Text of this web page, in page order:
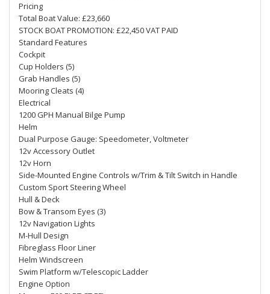
Pricing
Total Boat Value: £23,660
STOCK BOAT PROMOTION: £22,450 VAT PAID
Standard Features
Cockpit
Cup Holders (5)
Grab Handles (5)
Mooring Cleats (4)
Electrical
1200 GPH Manual Bilge Pump
Helm
Dual Purpose Gauge: Speedometer, Voltmeter
12v Accessory Outlet
12v Horn
Side-Mounted Engine Controls w/Trim & Tilt Switch in Handle
Custom Sport Steering Wheel
Hull & Deck
Bow & Transom Eyes (3)
12v Navigation Lights
M-Hull Design
Fibreglass Floor Liner
Helm Windscreen
Swim Platform w/Telescopic Ladder
Engine Option